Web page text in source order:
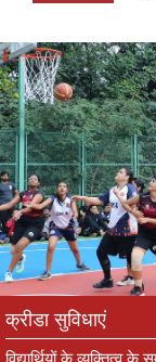
क्रीडा सुविधाएं
विद्यार्थियों के व्यक्तित्व